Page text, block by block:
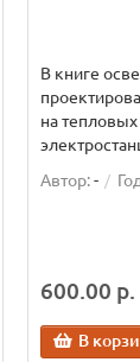
В книге
на
Автор:-
600.00 р.
В